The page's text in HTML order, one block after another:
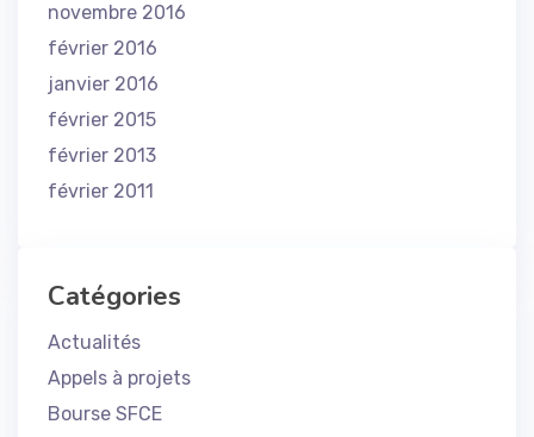
novembre 2016
février 2016
janvier 2016
février 2015
février 2013
février 2011
Catégories
Actualités
Appels à projets
Bourse SFCE